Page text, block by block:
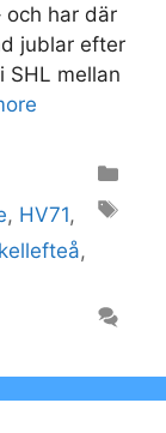
och har där
jublar efter
SHL mellan
, HV71,
,